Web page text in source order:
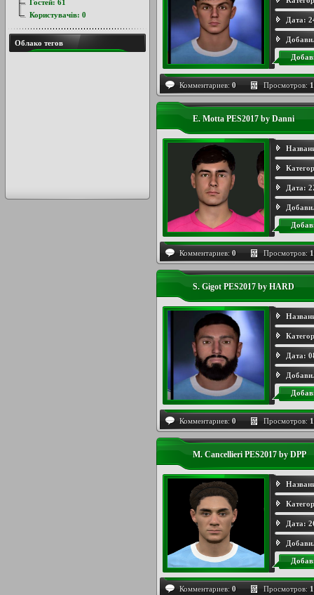
Дата:
Комментариев: 0 Просмотров:
E. Motta PES2017 by Danni
Дата:
Комментариев: 0 Просмотров:
S. Gigot PES2017 by HARD
Дата:
Комментариев: 0 Просмотров:
M. Cancellieri PES2017 by DPP
Дата:
Комментариев: 0 Просмотров:
Гостей: 61
Користувачів: 0
Облако тегов